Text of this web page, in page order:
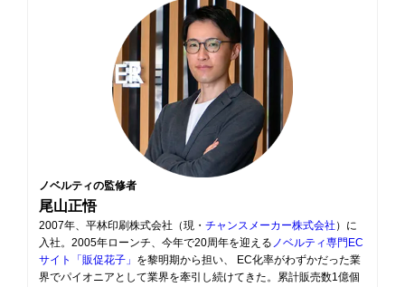
ノベルティの監修者
尾山正悟
2007年、平林印刷株式会社（現・ チャンスメーカー株式会社 ）に
入社。2005年ローンチ、今年で20周年を迎える ノベルティ専門EC
サイト「販促花子」 を黎明期から担い、 EC化率がわずかだった業
界でパイオニアとして業界を牽引し続けてきた。累計販売数1億個